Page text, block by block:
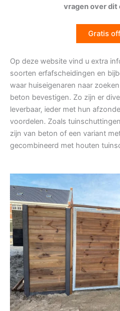
vragen over dit
Gratis
Op deze website vind u extra
soorten erfafscheidingen en
waar huiseigenaren naar
beton bevestigen. Zo zijn er
leverbaar, ieder met hun
voordelen. Zoals
zijn van beton of een variant
gecombineerd met houten